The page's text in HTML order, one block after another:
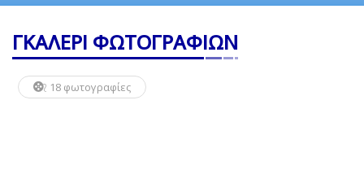
ΓΚΑΛΕΡΙ ΦΩΤΟΓΡΑΦΙΩΝ
18 φωτογραφίες